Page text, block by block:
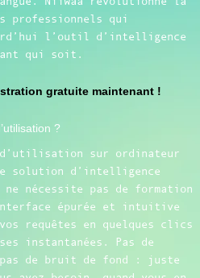
professionnels qui
l’outil d’intelligence
qui soit.
gratuite maintenant !
?
sur ordinateur
solution d’intelligence
ne nécessite pas de formation
épurée et intuitive
requêtes en quelques clics
instantanées. Pas de
de bruit de fond : juste